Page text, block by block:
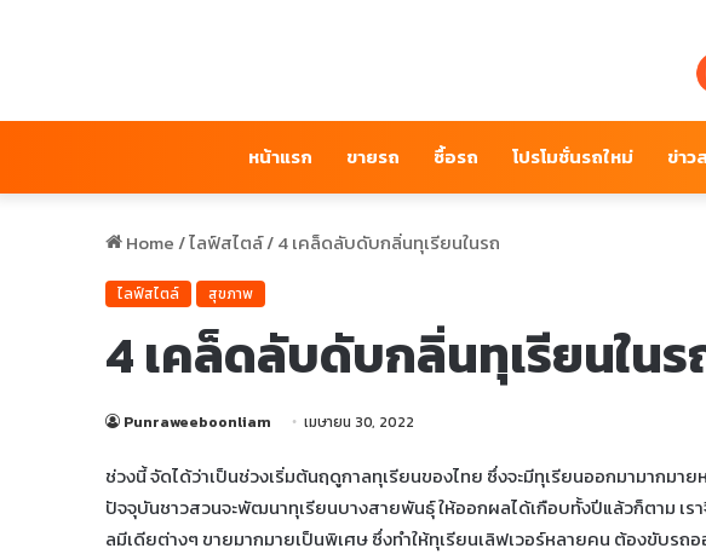
หน้าแรก ขายรถ ซื้อรถ โปรโมชั่นรถใหม่ ข่าว
Home/ไลฟ์สไตล์/4 เคล็ดลับดับกลิ่นทุเรียนในรถ
ไลฟ์สไตล์ สุขภาพ
4 เคล็ดลับดับกลิ่นทุเรียนในร
Punraweeboonliam เมษายน 30, 2022
ช่วงนี้ จัดได้ว่าเป็นช่วงเริ่มต้นฤดูกาลทุเรียนของไทย ซึ่งจะมีทุเรียนออกมามากมา
ปัจจุบันชาวสวนจะพัฒนาทุเรียนบางสายพันธุ์ ให้ออกผลได้เกือบทั้งปีแล้วก็ตาม เร
ลมีเดียต่างๆ ขายมากมายเป็นพิเศษ ซึ่งทำให้ทุเรียนเลิฟเวอร์หลายคน ต้องขับรถ